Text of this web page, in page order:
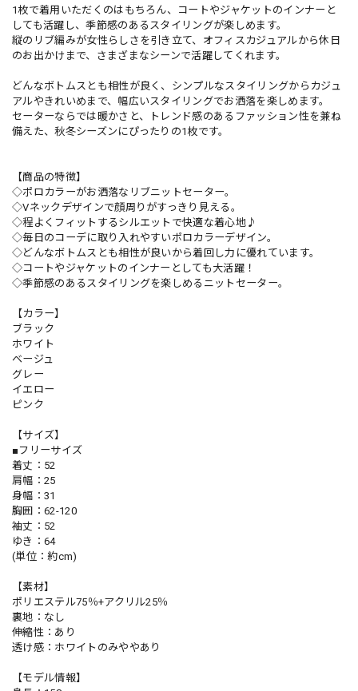
1枚で着用いただくのはもちろん、コートやジャケットのインナーと
しても活躍し、季節感のあるスタイリングが楽しめます。
縦のリブ編みが女性らしさを引き立て、オフィスカジュアルから休日
のお出かけまで、さまざまなシーンで活躍してくれます。
どんなボトムスとも相性が良く、シンプルなスタイリングからカジュ
アルやきれいめまで、幅広いスタイリングでお洒落を楽しめます。
セーターならでは暖かさと、トレンド感のあるファッション性を兼ね
備えた、秋冬シーズンにぴったりの1枚です。
【商品の特徴】
◇ポロカラーがお洒落なリブニットセーター。
◇Vネックデザインで顔周りがすっきり見える。
◇程よくフィットするシルエットで快適な着心地♪
◇毎日のコーデに取り入れやすいポロカラーデザイン。
◇どんなボトムスとも相性が良いから着回し力に優れています。
◇コートやジャケットのインナーとしても大活躍！
◇季節感のあるスタイリングを楽しめるニットセーター。
【カラー】
ブラック
ホワイト
ベージュ
グレー
イエロー
ピンク
【サイズ】
■フリーサイズ
着丈：52
肩幅：25
身幅：31
胸囲：62-120
袖丈：52
ゆき：64
(単位：約cm)
【素材】
ポリエステル75％+アクリル25％
裏地：なし
伸縮性：あり
透け感：ホワイトのみややあり
【モデル情報】